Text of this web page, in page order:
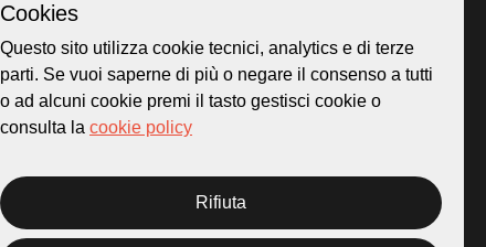
Homepage
Mappa
Storie
Cookies
Questo sito utilizza cookie tecnici, analytics e di terze
parti. Se vuoi saperne di più o negare il consenso a tutti
o ad alcuni cookie premi il tasto gestisci cookie o
consulta la cookie policy
Rifiuta